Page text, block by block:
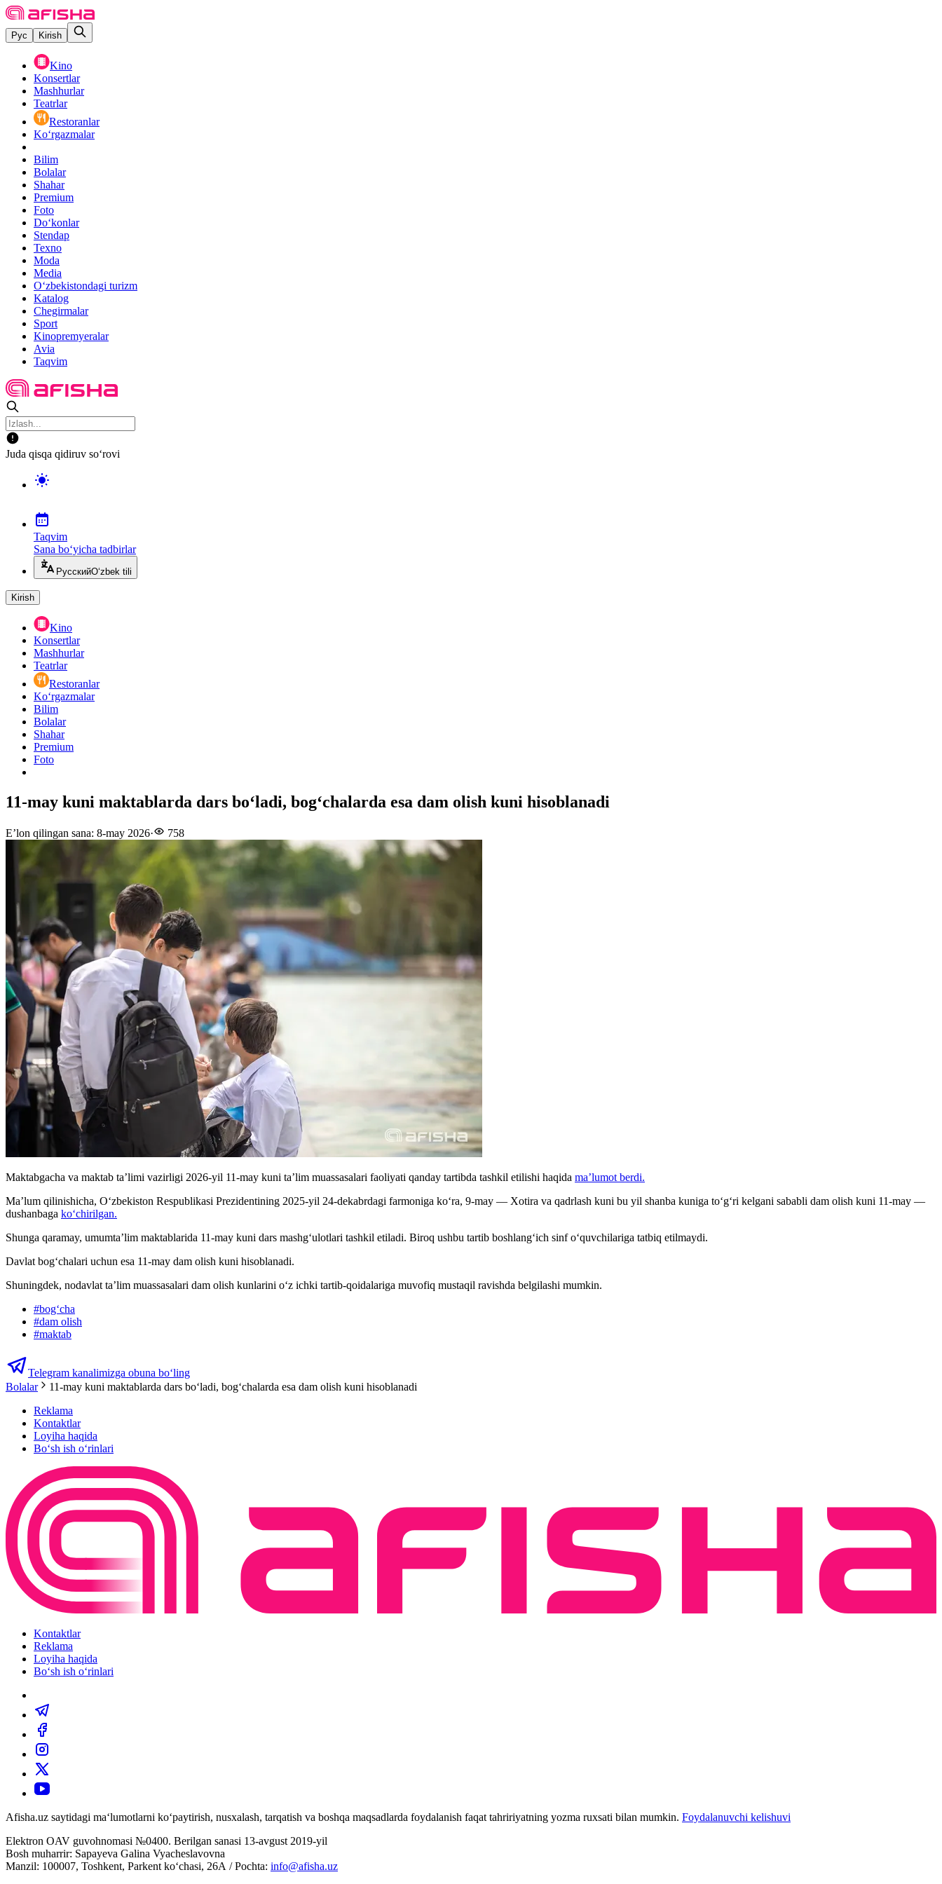
Рус Kirish
Kino
Konsertlar
Mashhurlar
Teatrlar
Restoranlar
Ko‘rgazmalar
Bilim
Bolalar
Shahar
Premium
Foto
Do‘konlar
Stendap
Texno
Moda
Media
O‘zbekistondagi turizm
Katalog
Chegirmalar
Sport
Kinopremyeralar
Avia
Taqvim
Juda qisqa qidiruv so‘rovi
Taqvim
Sana bo‘yicha tadbirlar
РусскийO‘zbek tili
Kirish
Kino
Konsertlar
Mashhurlar
Teatrlar
Restoranlar
Ko‘rgazmalar
Bilim
Bolalar
Shahar
Premium
Foto
11-may kuni maktablarda dars boʻladi, bog‘chalarda esa dam olish kuni hisoblanadi
E’lon qilingan sana: 8-may 2026· 758
Maktabgacha va maktab ta’limi vazirligi 2026-yil 11-may kuni ta’lim muassasalari faoliyati qanday tartibda tashkil etilishi haqida ma’lumot berdi.
Ma’lum qilinishicha, O‘zbekiston Respublikasi Prezidentining 2025-yil 24-dekabrdagi farmoniga ko‘ra, 9-may — Xotira va qadrlash kuni bu yil shanba kuniga to‘g‘ri kelgani sababli dam olish kuni 11-may —
dushanbaga ko‘chirilgan.
Shunga qaramay, umumta’lim maktablarida 11-may kuni dars mashg‘ulotlari tashkil etiladi. Biroq ushbu tartib boshlang‘ich sinf o‘quvchilariga tatbiq etilmaydi.
Davlat bogʻchalari uchun esa 11-may dam olish kuni hisoblanadi.
Shuningdek, nodavlat ta’lim muassasalari dam olish kunlarini o‘z ichki tartib-qoidalariga muvofiq mustaqil ravishda belgilashi mumkin.
#bogʻcha
#dam olish
#maktab
Telegram kanalimizga obuna bo‘ling
Bolalar
11-may kuni maktablarda dars boʻladi, bog‘chalarda esa dam olish kuni hisoblanadi
Reklama
Kontaktlar
Loyiha haqida
Bo‘sh ish o‘rinlari
Kontaktlar
Reklama
Loyiha haqida
Bo‘sh ish o‘rinlari
Afisha.uz saytidagi ma‘lumotlarni ko‘paytirish, nusxalash, tarqatish va boshqa maqsadlarda foydalanish faqat tahririyatning yozma ruxsati bilan mumkin. Foydalanuvchi kelishuvi
Elektron OAV guvohnomasi №0400. Berilgan sanasi 13-avgust 2019-yil
Bosh muharrir: Sapayeva Galina Vyacheslavovna
Manzil: 100007, Toshkent, Parkent ko‘chasi, 26А / Pochta: info@afisha.uz